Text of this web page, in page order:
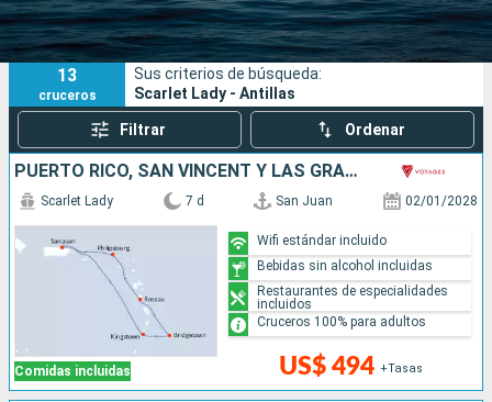
Puertos Compañías
Buscar
13
cruceros
Sus criterios de búsqueda:
Scarlet Lady - Antillas
Filtrar Ordenar
PUERTO RICO, SAN VINCENT Y LAS GRANADINAS, BARBADOS, DOMINICA, SAN MARTÍN
Comidas incluidas
Scarlet Lady 7 d San Juan 02/01/2028
US$ 494 +Tasas
Wifi estándar incluido
Bebidas sin alcohol incluidas
Restaurantes de especialidades
incluidos
Cruceros 100% para adultos